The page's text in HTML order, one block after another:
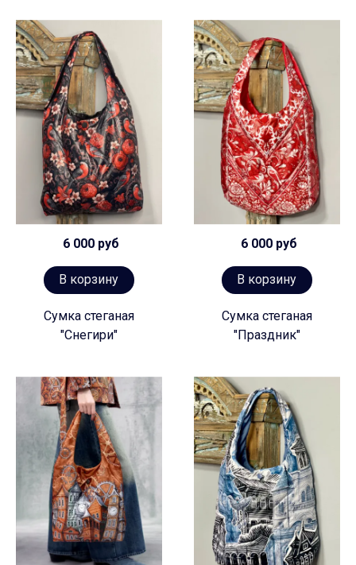
6 000 руб
В корзину
Сумка стеганая
"Снегири"
6 000 руб
В корзину
Сумка стеганая
"Праздник"